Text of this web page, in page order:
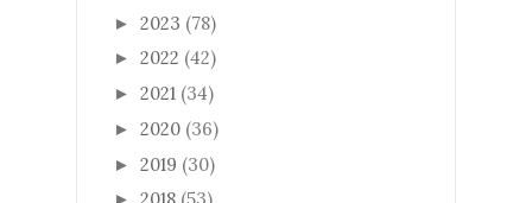
► 2023 (78)
► 2022 (42)
► 2021 (34)
► 2020 (36)
► 2019 (30)